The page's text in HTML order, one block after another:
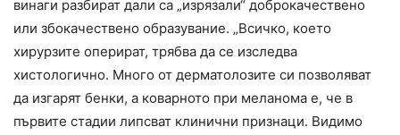
винаги разбират дали са „изрязали“ доброкачествено
или збокачествено образувание. „Всичко, което
хирурзите оперират, трябва да се изследва
хистологично. Много от дерматолозите си позволяват
да изгарят бенки, а коварното при меланома е, че в
първите стадии липсват клинични признаци. Видимо